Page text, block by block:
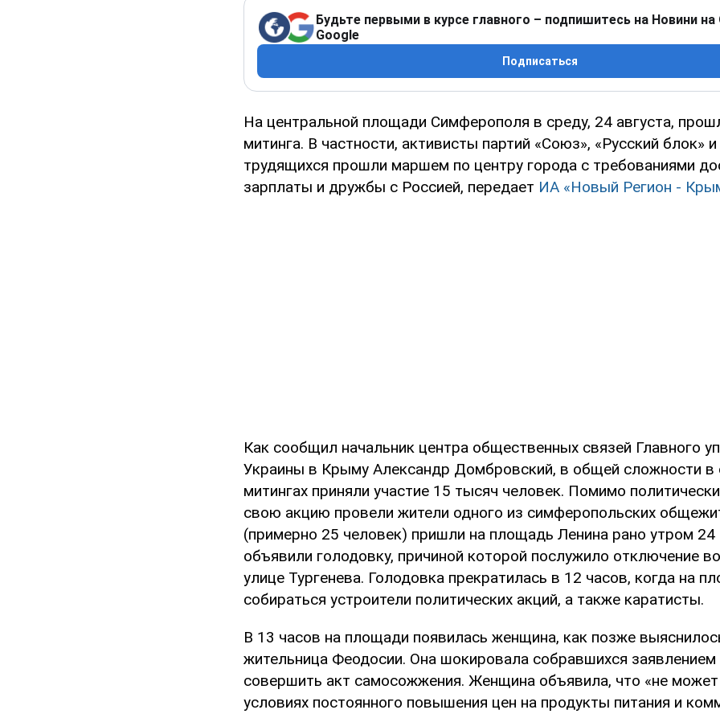
Будьте первыми в курсе главного – подпишитесь на Новини на
Google
Подписаться
На центральной площади Симферополя в среду, 24 августа,
митинга. В частности, активисты партий «Союз», «Русский блок»
трудящихся прошли маршем по центру города с требованиями
зарплаты и дружбы с Россией, передает ИА «Новый Регион -
Как сообщил начальник центра общественных связей Главного
Украины в Крыму Александр Домбровский, в общей сложности в
митингах приняли участие 15 тысяч человек. Помимо
свою акцию провели жители одного из симферопольских
(примерно 25 человек) пришли на площадь Ленина рано утром 24
объявили голодовку, причиной которой послужило отключение
улице Тургенева. Голодовка прекратилась в 12 часов, когда на
собираться устроители политических акций, а также каратисты.
В 13 часов на площади появилась женщина, как позже
жительница Феодосии. Она шокировала собравшихся заявлением
совершить акт самосожжения. Женщина объявила, что «не
условиях постоянного повышения цен на продукты питания и